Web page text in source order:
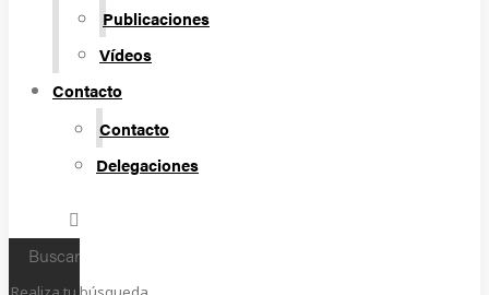
Publicaciones
Vídeos
Contacto
Contacto
Delegaciones
Buscar